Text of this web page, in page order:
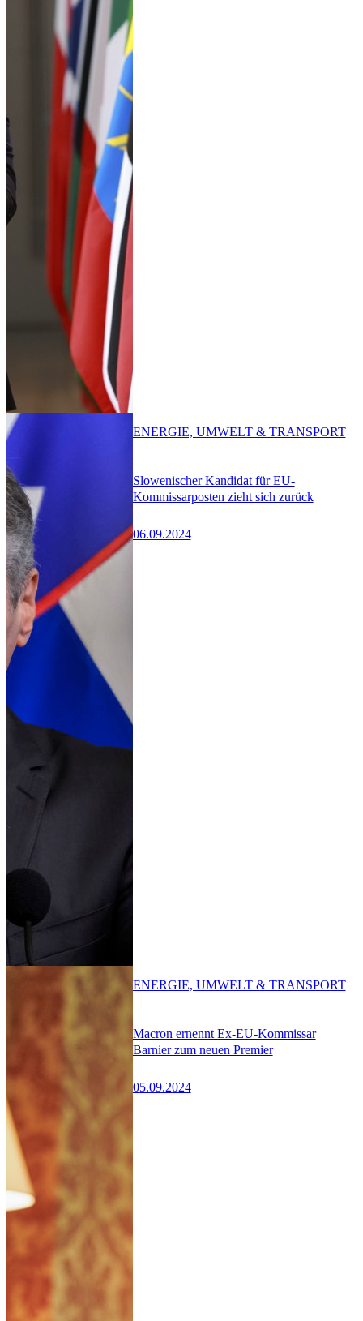
Slowenischer Kandidat für EU-
Kommissarposten zieht sich zurück
06.09.2024
ENERGIE, UMWELT & TRANSPORT
Macron ernennt Ex-EU-Kommissar
Barnier zum neuen Premier
05.09.2024
ENERGIE, UMWELT & TRANSPORT